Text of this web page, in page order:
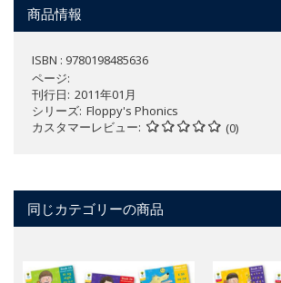
商品情報
ISBN : 9780198485636
ページ
刊行日 2011年01月
シリーズ Floppy's Phonics
カスタマーレビュー
(0)
同じカテゴリーの商品